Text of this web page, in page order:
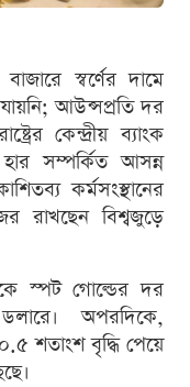
স্বর্ণের দামে
আউন্সপ্রতি দর
কেন্দ্রীয় ব্যাংক
সম্পর্কিত আসন্ন
কর্মসংস্থানের
রাখছেন বিশ্বজুড়ে
স্পট গোল্ডের দর
অপরদিকে,
০.৫ শতাংশ বৃদ্ধি পেয়ে